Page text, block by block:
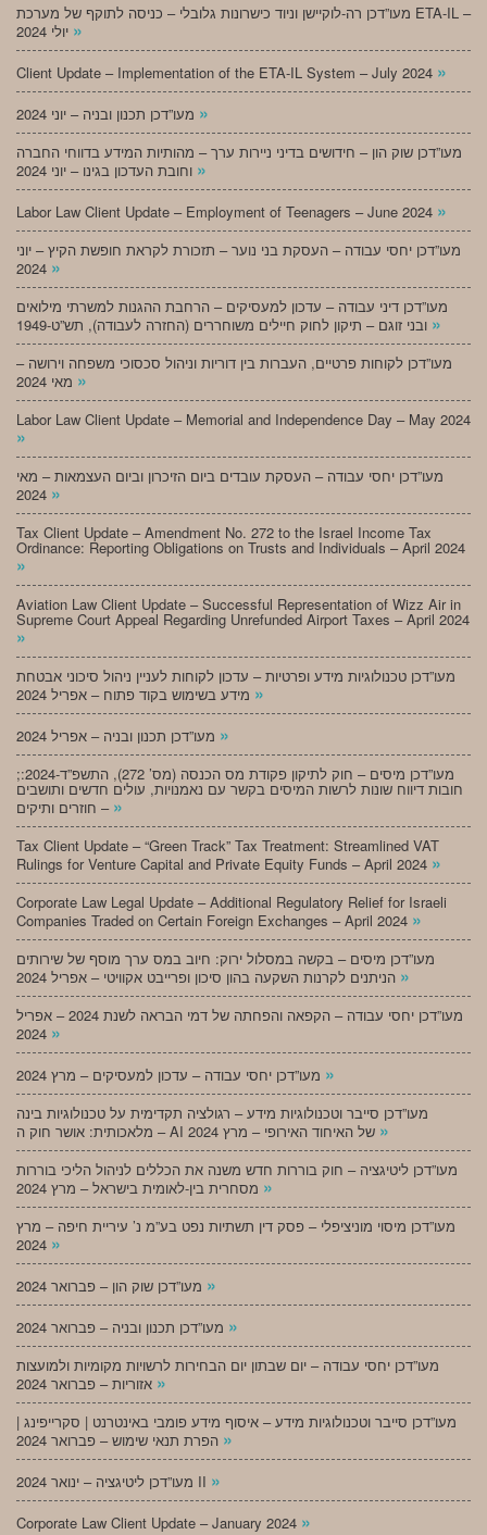
מעו”דכן רה-לוקיישן וניוד כישרונות גלובלי – כניסה לתוקף של מערכת ETA-IL –
»
Client Update – Implementation of the ETA-IL System – July 2024 »
»
מעו”דכן שוק הון – חידושים בדיני ניירות ערך – מהותיות המידע בדווחי החברה
»
Labor Law Client Update – Employment of Teenagers – June 2024 »
מעו”דכן יחסי עבודה – העסקת בני נוער – תזכורת לקראת חופשת הקיץ – יוני
»
מעו”דכן דיני עבודה – עדכון למעסיקים – הרחבת ההגנות למשרתי מילואים
»
מעו”דכן לקוחות פרטיים, העברות בין דוריות וניהול סכסוכי משפחה וירושה –
»
Labor Law Client Update – Memorial and Independence Day – May 2024
»
מעו”דכן יחסי עבודה – העסקת עובדים ביום הזיכרון וביום העצמאות – מאי
»
Tax Client Update – Amendment No. 272 to the Israel Income Tax
Ordinance: Reporting Obligations on Trusts and Individuals – April 2024
»
Aviation Law Client Update – Successful Representation of Wizz Air in
Supreme Court Appeal Regarding Unrefunded Airport Taxes – April 2024
»
מעו”דכן טכנולוגיות מידע ופרטיות – עדכון לקוחות לעניין ניהול סיכוני אבטחת
»
»
;מעו”דכן מיסים – חוק לתיקון פקודת מס הכנסה (מס’ 272), התשפ”ד-2024:
חובות דיווח שונות לרשות המיסים בקשר עם נאמנויות, עולים חדשים ותושבים
חוזרים ותיקים – »
Tax Client Update – “Green Track” Tax Treatment: Streamlined VAT
Rulings for Venture Capital and Private Equity Funds – April 2024 »
Corporate Law Legal Update – Additional Regulatory Relief for Israeli
Companies Traded on Certain Foreign Exchanges – April 2024 »
מעו”דכן מיסים – בקשה במסלול ירוק: חיוב במס ערך מוסף של שירותים
»
מעו”דכן יחסי עבודה – הקפאה והפחתה של דמי הבראה לשנת 2024 – אפריל
»
»
מעו”דכן סייבר וטכנולוגיות מידע – רגולציה תקדימית על טכנולוגיות בינה
»
מעו”דכן ליטיגציה – חוק בוררות חדש משנה את הכללים לניהול הליכי בוררות
»
מעו”דכן מיסוי מוניציפלי – פסק דין תשתיות נפט בע”מ נ’ עיריית חיפה – מרץ
»
»
»
מעו”דכן יחסי עבודה – יום שבתון יום הבחירות לרשויות מקומיות ולמועצות
»
מעו”דכן סייבר וטכנולוגיות מידע – איסוף מידע פומבי באינטרנט | סקרייפינג |
»
מעו”דכן ליטיגציה – ינואר 2024 II »
Corporate Law Client Update – January 2024 »